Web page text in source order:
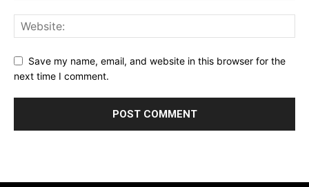
Save my name, email, and website in this browser for the
next time I comment.